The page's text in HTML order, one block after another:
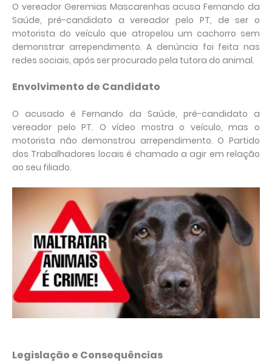
O vereador Geremias Mascarenhas acusa Fernando da
Saúde, pré-candidato a vereador pelo PT, de ser o
motorista do veículo que atropelou um cachorro sem
demonstrar arrependimento. A denúncia foi feita nas
redes sociais, após ser procurado pela tutora do animal.
Envolvimento de Candidato
O acusado é Fernando da Saúde, pré-candidato a
vereador pelo PT. O vídeo mostra o veículo, mas o
motorista não demonstrou arrependimento. O Partido
dos Trabalhadores locais é chamado a agir em relação
ao seu filiado.
Legislação e Consequências